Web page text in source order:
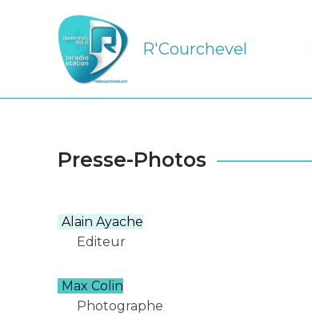
R'Courchevel
Presse-Photos
Alain Ayache
Editeur
Max Colin
Photographe